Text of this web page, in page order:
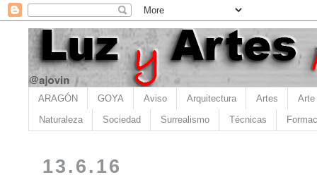
ARAGÓN GOYA Aviso Arquitectura Artes Arte
Naturaleza Sociedad Surrealismo Técnicas
13.6.16